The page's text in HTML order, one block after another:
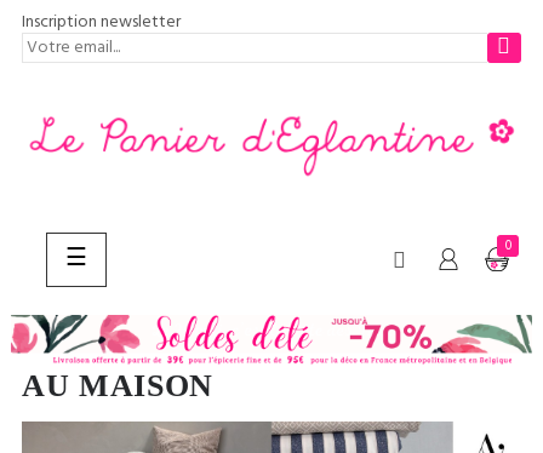
Inscription newsletter
Basculer
la
navigation
☰ 0
CHERCHER
AU MAISON